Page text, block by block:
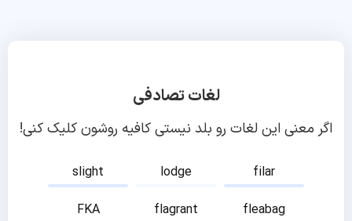
لغات تصادفی
اگر معنی این لغات رو بلد نیستی کافیه روشون کلیک کنی!
slight lodge
filar
FKA
flagrant
fleabag